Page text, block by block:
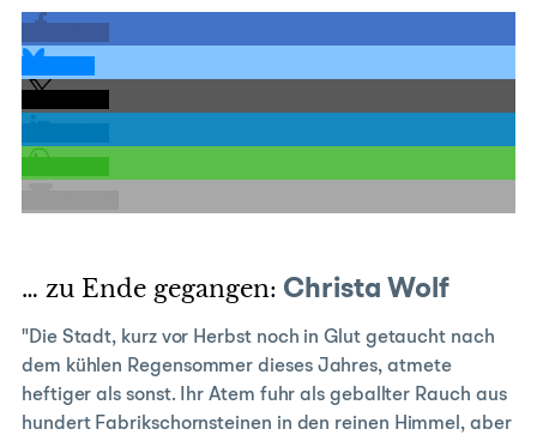
… zu Ende gegangen: Christa Wolf
"Die Stadt, kurz vor Herbst noch in Glut getaucht nach
dem kühlen Regensommer dieses Jahres, atmete
heftiger als sonst. Ihr Atem fuhr als geballter Rauch aus
hundert Fabrikschornsteinen in den reinen Himmel, aber